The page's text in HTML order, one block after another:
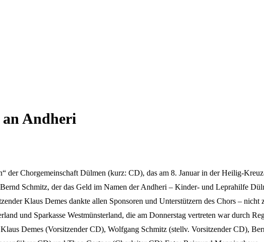
an Andheri
der Chorgemeinschaft Dülmen (kurz: CD), das am 8. Januar in der Heilig-
Schmitz, der das Geld im Namen der Andheri – Kinder- und Leprahilfe
Klaus Demes dankte allen Sponsoren und Unterstützern des Chors –
und Sparkasse Westmünsterland, die am Donnerstag vertreten war durch
Demes (Vorsitzender CD), Wolfgang Schmitz (stellv. Vorsitzender CD),